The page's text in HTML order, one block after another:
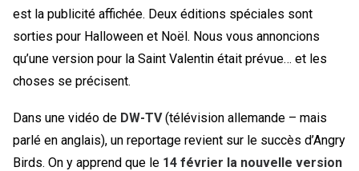
est la publicité affichée. Deux éditions spéciales sont
sorties pour Halloween et Noël. Nous vous annoncions
qu’une version pour la Saint Valentin était prévue… et les
choses se précisent.
Dans une vidéo de DW-TV(télévision allemande – mais
parlé en anglais), un reportage revient sur le succès d’Angry
Birds. On y apprend que le 14 février la nouvelle version